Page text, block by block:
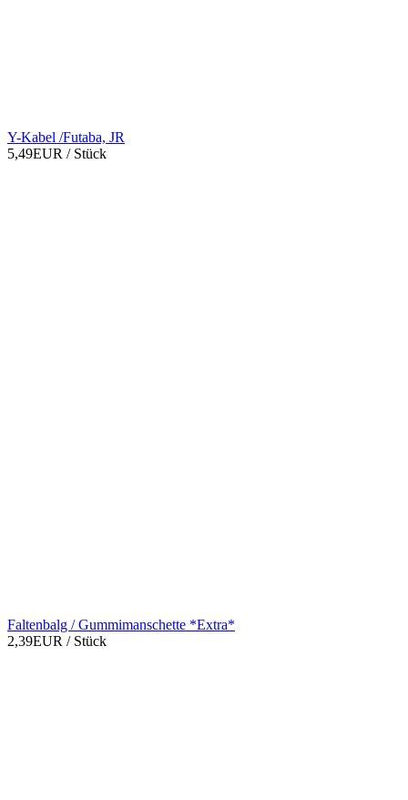
Y-Kabel /Futaba, JR
5,49EUR / Stück
Faltenbalg / Gummimanschette *Extra*
2,39EUR / Stück